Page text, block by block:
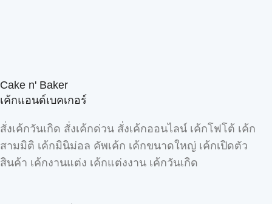
Cake n' Baker
เค้กแอนด์เบคเกอร์
สั่งเค้กวันเกิด สั่งเค้กด่วน สั่งเค้กออนไลน์ เค้กโฟโต้ เค้ก
สามมิติ เค้กมินิม่อล คัพเค้ก เค้กขนาดใหญ่ เค้กเปิดตัว
สินค้า เค้กงานแต่ง เค้กแต่งงาน เค้กวันเกิด